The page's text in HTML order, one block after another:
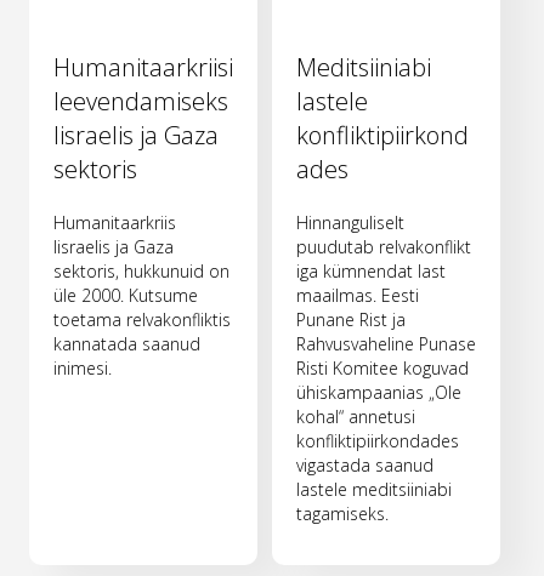
Humanitaarkriisi
leevendamiseks
Iisraelis ja Gaza
sektoris
Humanitaarkriis
Iisraelis ja Gaza
sektoris, hukkunuid on
üle 2000. Kutsume
toetama relvakonfliktis
kannatada saanud
inimesi.
Meditsiiniabi
lastele
konfliktipiirkond
ades
Hinnanguliselt
puudutab relvakonflikt
iga kümnendat last
maailmas. Eesti
Punane Rist ja
Rahvusvaheline Punase
Risti Komitee koguvad
ühiskampaanias „Ole
kohal“ annetusi
konfliktipiirkondades
vigastada saanud
lastele meditsiiniabi
tagamiseks.